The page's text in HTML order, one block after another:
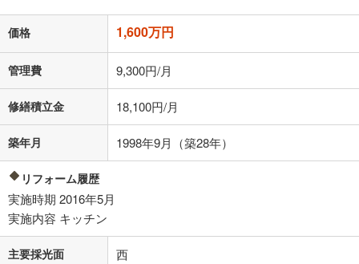
る値は、実際の金融機関等における貸出金利とは何ら関係がなく、実際
の金融機関等における貸出金利を何ら保証するものではありません。返
済方法「元利均等返済」にて算出しております。入力された金利を35年
適用した場合の計算結果を表示しています。
その他月額費用や、初期費用がかかります。ご注意ください。実際にお
借り入れの際は各金融機関等に、必ずご自身でご確認をお願いいたしま
条件によってお借り入れができないことがあります。
不動産会社に購入相談をする
価格 1,600万円
管理費 9,300円/月
修繕積立金 18,100円/月
築年月 1998年9月（築28年）
リフォーム履歴
実施時期 2016年5月
実施内容 キッチン
主要採光面 西